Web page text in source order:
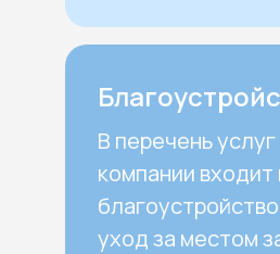
В перечень
компании входит
уход за местом